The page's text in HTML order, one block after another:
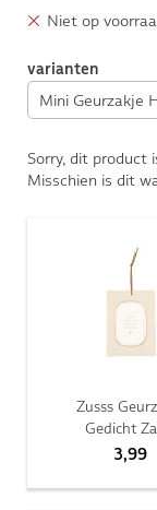
Niet op
varianten
Sorry, dit product
Misschien is dit
Zusss
Gedicht
3,99